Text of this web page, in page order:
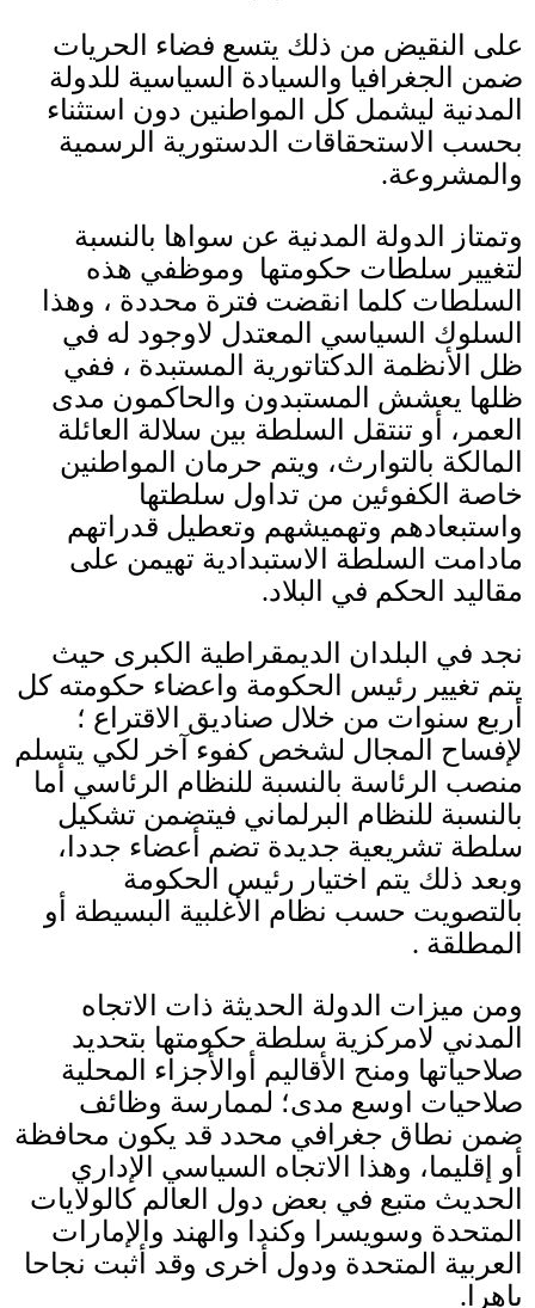
على النقيض من ذلك يتسع فضاء الحريات
ضمن الجغرافيا والسيادة السياسية للدولة
المدنية ليشمل كل المواطنين دون استثناء
بحسب الاستحقاقات الدستورية الرسمية
والمشروعة.
وتمتاز الدولة المدنية عن سواها بالنسبة
لتغيير سلطات حكومتها وموظفي هذه
السلطات كلما انقضت فترة محددة ، وهذا
السلوك السياسي المعتدل لاوجود له في
ظل الأنظمة الدكتاتورية المستبدة ، ففي
ظلها يعشش المستبدون والحاكمون مدى
العمر، أو تنتقل السلطة بين سلالة العائلة
المالكة بالتوارث، ويتم حرمان المواطنين
خاصة الكفوئين من تداول سلطتها
واستبعادهم وتهميشهم وتعطيل قدراتهم
مادامت السلطة الاستبدادية تهيمن على
مقاليد الحكم في البلاد.
نجد في البلدان الديمقراطية الكبرى حيث
يتم تغيير رئيس الحكومة واعضاء حكومته كل
أربع سنوات من خلال صناديق الاقتراع ؛
لإفساح المجال لشخص كفوء آخر لكي يتسلم
منصب الرئاسة بالنسبة للنظام الرئاسي أما
بالنسبة للنظام البرلماني فيتضمن تشكيل
سلطة تشريعية جديدة تضم أعضاء جددا،
وبعد ذلك يتم اختيار رئيس الحكومة
بالتصويت حسب نظام الأغلبية البسيطة أو
المطلقة .
ومن ميزات الدولة الحديثة ذات الاتجاه
المدني لامركزية سلطة حكومتها بتحديد
صلاحياتها ومنح الأقاليم أوالأجزاء المحلية
صلاحيات اوسع مدى؛ لممارسة وظائف
ضمن نطاق جغرافي محدد قد يكون محافظة
أو إقليما، وهذا الاتجاه السياسي الإداري
الحديث متبع في بعض دول العالم كالولايات
المتحدة وسويسرا وكندا والهند والإمارات
العربية المتحدة ودول أخرى وقد أثبت نجاحا
باهرا .